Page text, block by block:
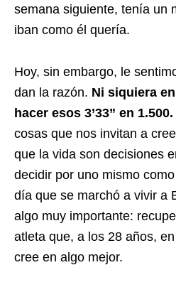
semana siguiente, tenía un
iban como él quería.
Hoy, sin embargo, le
dan la razón. Ni siquiera
hacer esos 3’33” en 1.500.
cosas que nos invitan a
que la vida son decisiones
decidir por uno mismo
día que se marchó a vivir a
algo muy importante:
atleta que, a los 28 años,
cree en algo mejor.